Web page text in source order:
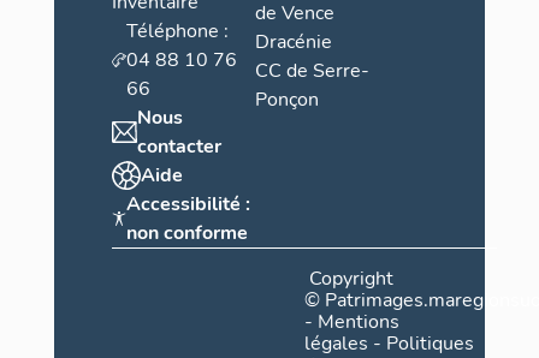
Téléphone :
04 88 10 76
66
Nous
contacter
Aide
Accessibilité :
non conforme
de Vence
Dracénie
CC de Serre-
Ponçon
Copyright
©
- Mentions
légales - Politiques